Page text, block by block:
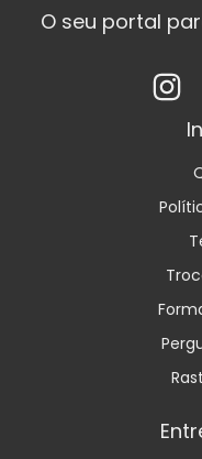
O seu portal